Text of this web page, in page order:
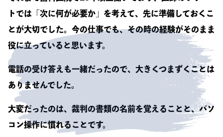
トでは「次に何が必要か」を考えて、先に準備しておくこ
とが大切でした。今の仕事でも、その時の経験がそのまま
役に立っていると思います。
電話の受け答えも一緒だったので、大きくつまずくことは
ありませんでした。
大変だったのは、裁判の書類の名前を覚えることと、パソ
コン操作に慣れることです。